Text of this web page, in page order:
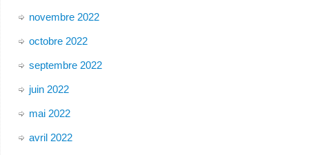
novembre 2022
octobre 2022
septembre 2022
juin 2022
mai 2022
avril 2022